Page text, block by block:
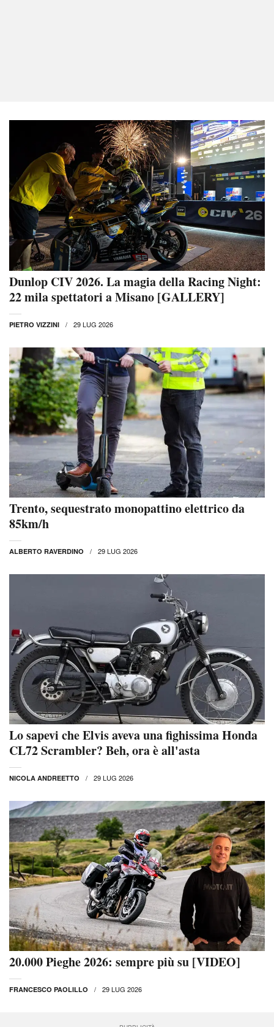
Dunlop CIV 2026. La magia della Racing Night:
22 mila spettatori a Misano [GALLERY]
PIETRO VIZZINI 29 LUG 2026
Trento, sequestrato monopattino elettrico da
85km/h
ALBERTO RAVERDINO 29 LUG 2026
Lo sapevi che Elvis aveva una fighissima Honda
CL72 Scrambler? Beh, ora è all'asta
NICOLA ANDREETTO 29 LUG 2026
20.000 Pieghe 2026: sempre più su [VIDEO]
FRANCESCO PAOLILLO 29 LUG 2026